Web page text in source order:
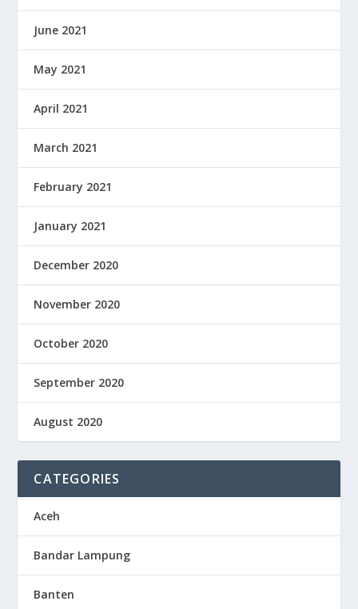
June 2021
May 2021
April 2021
March 2021
February 2021
January 2021
December 2020
November 2020
October 2020
September 2020
August 2020
CATEGORIES
Aceh
Bandar Lampung
Banten